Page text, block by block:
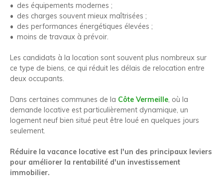
des équipements modernes ;
des charges souvent mieux maîtrisées ;
des performances énergétiques élevées ;
moins de travaux à prévoir.
Les candidats à la location sont souvent plus nombreux sur
ce type de biens, ce qui réduit les délais de relocation entre
deux occupants.
Dans certaines communes de la Côte Vermeille, où la
demande locative est particulièrement dynamique, un
logement neuf bien situé peut être loué en quelques jours
seulement.
Réduire la vacance locative est l'un des principaux leviers
pour améliorer la rentabilité d'un investissement
immobilier.